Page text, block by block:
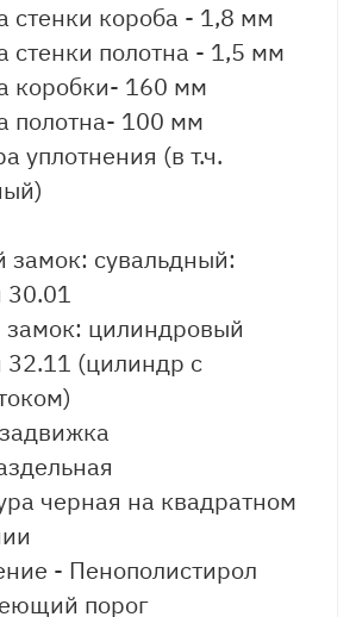
стенки короба - 1,8 мм
стенки полотна - 1,5 мм
коробки- 160 мм
полотна- 100 мм
уплотнения (в т.ч.
замок: сувальдный:
30.01
цилиндровый
32.11 (цилиндр с
черная на квадратном
- Пенополистирол
порог